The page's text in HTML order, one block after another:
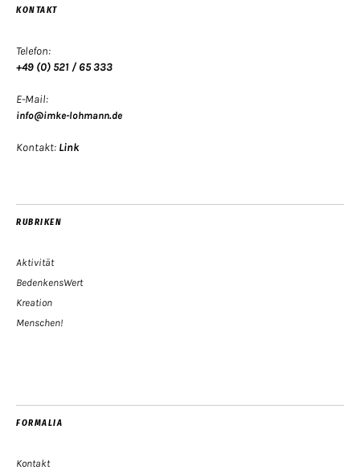
KONTAKT
Telefon:
+49 (0) 521 / 65 333
E-Mail:
info@imke-lohmann.de
Kontakt: Link
RUBRIKEN
Aktivität
BedenkensWert
Kreation
Menschen!
FORMALIA
Kontakt